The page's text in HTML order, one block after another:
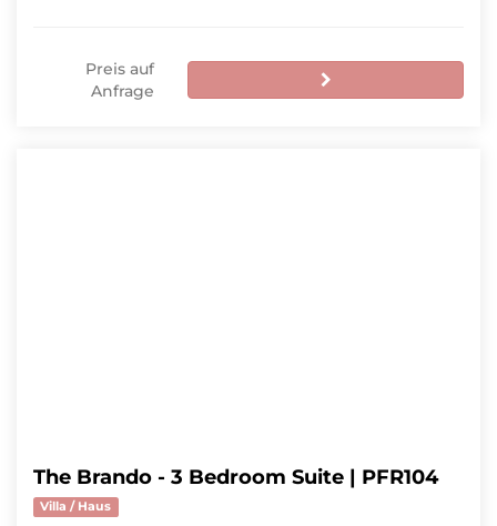
Preis auf
Anfrage
The Brando - 3 Bedroom Suite | PFR104
Villa / Haus